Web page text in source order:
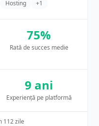
Hosting +1
75%
Rată de succes medie
9 ani
Experiență pe platformă
112 zile